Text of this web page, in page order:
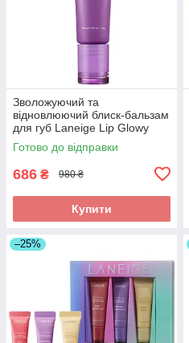
Зволожуючий та
відновлюючий блиск-бальзам
для губ Laneige Lip Glowy
Balm Gummy Bear 10g без
упаковки
Готово до відправки
686 ₴ 980 ₴
Купити
–25%